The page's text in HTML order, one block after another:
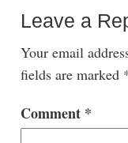
Leave a
Your email
fields are marked
Comment *